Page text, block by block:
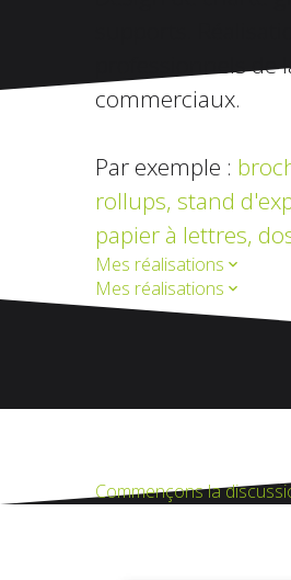
supports.
professionnels
commerciaux.
Par exemple :
rollups, stand
papier à lettres,
Mes réalisations
Mes réalisations
Commençons la